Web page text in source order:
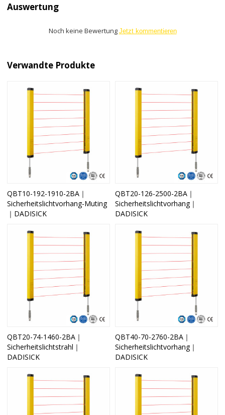
Auswertung
Noch keine Bewertung Jetzt kommentieren
Verwandte Produkte
QBT10-192-1910-2BA｜
Sicherheitslichtvorhang-Muting
｜DADISICK
QBT20-126-2500-2BA｜
Sicherheitslichtvorhang｜
DADISICK
QBT20-74-1460-2BA｜
Sicherheitslichtstrahl｜
DADISICK
QBT40-70-2760-2BA｜
Sicherheitslichtvorhang｜
DADISICK